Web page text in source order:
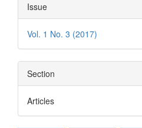
Issue
Vol. 1 No. 3 (2017)
Section
Articles